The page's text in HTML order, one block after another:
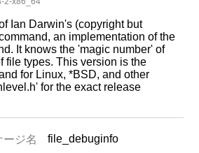
Ian Darwin's (copyright but
an implementation of the
It knows the 'magic number' of
file types. This version is the
for Linux, *BSD, and other
for the exact release
ージ名
file_debuginfo